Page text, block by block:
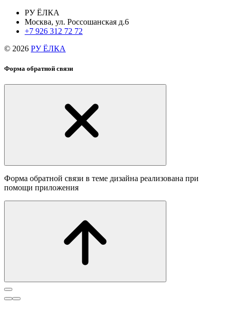
РУ ЁЛКА
Москва, ул. Россошанская д.6
+7 926 312 72 72
© 2026 РУ ЁЛКА
Форма обратной связи
Форма обратной связи в теме дизайна реализована при
помощи приложения